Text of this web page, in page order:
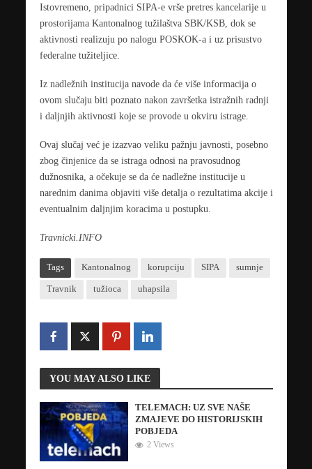
Istovremeno, pripadnici SIPA-e vrše pretres kancelarije u
prostorijama Kantonalnog tužilaštva SBK/KSB, dok se
aktivnosti realizuju po nalogu POSKOK-a i uz prisustvo
federalne tužiteljice.
Iz nadležnih institucija navode da će više informacija o
ovom slučaju biti poznato nakon završetka istražnih radnji
i daljnjih aktivnosti koje se provode u okviru istrage.
Ovaj slučaj već je izazvao veliku pažnju javnosti, posebno
zbog činjenice da se istraga odnosi na pravosudnog
dužnosnika, a očekuje se da će nadležne institucije u
narednim danima objaviti više detalja o rezultatima akcije i
eventualnim daljnjim koracima u postupku.
Travnicki.INFO
Tags Kantonalnog korupciju SIPA sumnje
Travnik tužioca uhapsila
YOU MAY ALSO LIKE
TELEMACH: UZ SVE NAŠE
ZMAJEVE DO HISTORIJSKIH
POBJEDA
2 Views